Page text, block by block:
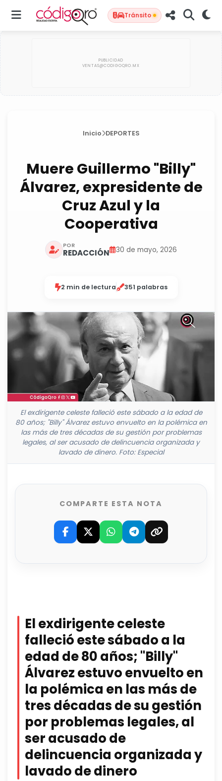
Tránsito
Inicio DEPORTES
Muere Guillermo "Billy"
Álvarez, expresidente de
Cruz Azul y la
Cooperativa
POR
REDACCIÓN 30 de mayo, 2026
2 min de lectura 351 palabras
El exdirigente celeste falleció este sábado a la edad de
80 años; "Billy" Álvarez estuvo envuelto en la polémica en
las más de tres décadas de su gestión por problemas
legales, al ser acusado de delincuencia organizada y
lavado de dinero. Foto: Especial
COMPARTE ESTA NOTA
El exdirigente celeste
falleció este sábado a la
edad de 80 años; "Billy"
Álvarez estuvo envuelto en
la polémica en las más de
tres décadas de su gestión
por problemas legales, al
ser acusado de
delincuencia organizada y
lavado de dinero